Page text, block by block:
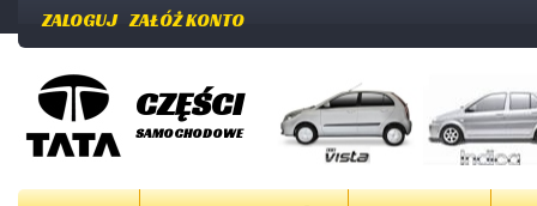
ZALOGUJ ZAŁÓŻ KONTO
CZĘŚCI
SAMOCHODOWE